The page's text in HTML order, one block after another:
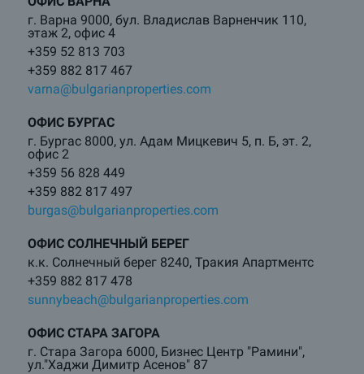
г. Варна 9000, бул. Владислав Варненчик 110,
этаж 2, офис 4
+359 52 813 703
+359 882 817 467
varna@bulgarianproperties.com
ОФИС БУРГАС
г. Бургас 8000, ул. Адам Мицкевич 5, п. Б, эт. 2,
офис 2
+359 56 828 449
+359 882 817 497
burgas@bulgarianproperties.com
ОФИС СОЛНЕЧНЫЙ БЕРЕГ
к.к. Солнечный берег 8240, Тракия Апартментс
+359 882 817 478
sunnybeach@bulgarianproperties.com
ОФИС СТАРА ЗАГОРА
г. Стара Загора 6000, Бизнес Центр "Рамини",
ул."Хаджи Димитр Асенов" 87